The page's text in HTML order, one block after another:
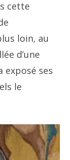
cette
loin, au
d’une
exposé ses
le